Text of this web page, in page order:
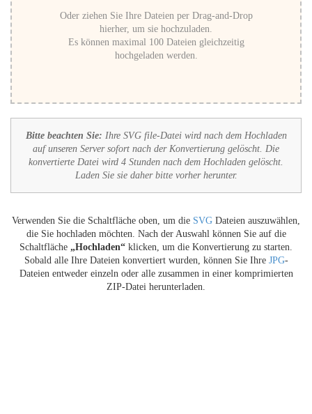
Oder ziehen Sie Ihre Dateien per Drag-and-Drop
hierher, um sie hochzuladen.
Es können maximal 100 Dateien gleichzeitig
hochgeladen werden.
Bitte beachten Sie: Ihre SVG file-Datei wird nach dem Hochladen
auf unseren Server sofort nach der Konvertierung gelöscht. Die
konvertierte Datei wird 4 Stunden nach dem Hochladen gelöscht.
Laden Sie sie daher bitte vorher herunter.
Verwenden Sie die Schaltfläche oben, um die SVG Dateien auszuwählen,
die Sie hochladen möchten. Nach der Auswahl können Sie auf die
Schaltfläche „Hochladen“ klicken, um die Konvertierung zu starten.
Sobald alle Ihre Dateien konvertiert wurden, können Sie Ihre JPG-
Dateien entweder einzeln oder alle zusammen in einer komprimierten
ZIP-Datei herunterladen.